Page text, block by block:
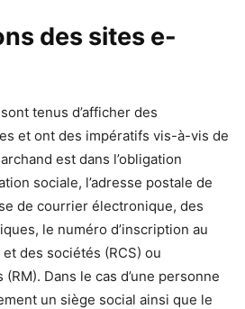
des sites e-
tenus d’afficher des
et ont des impératifs vis-à-vis de
est dans l’obligation
sociale, l’adresse postale de
de courrier électronique, des
le numéro d’inscription au
des sociétés (RCS) ou
Dans le cas d’une personne
un siège social ainsi que le